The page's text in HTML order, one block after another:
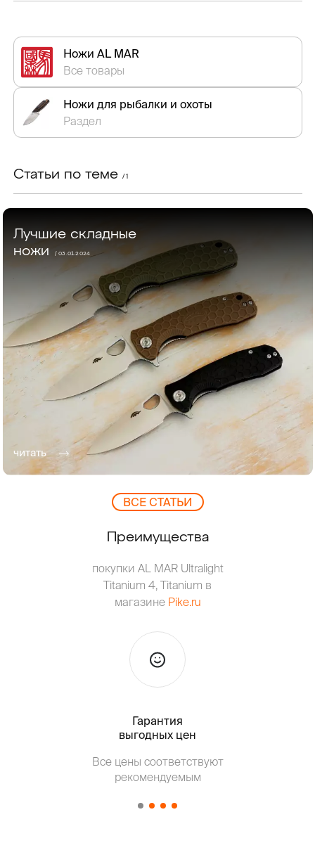
Ножи AL MAR
Все товары
Ножи для рыбалки и охоты
Раздел
Статьи по теме / 1
Лучшие складные
ножи
/ 03.01.2024
читать
ВCЕ СТАТЬИ
Преимущества
покупки AL MAR Ultralight
Titanium 4, Titanium в
магазине Pike.ru
Гарантия
выгодных цен
Все цены соответствуют
рекомендуемым